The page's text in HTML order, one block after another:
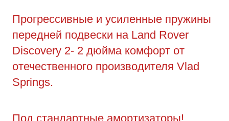
Прогрессивные и усиленные пружины
передней подвески на Land Rover
Discovery 2- 2 дюйма комфорт от
отечественного производителя Vlad
Springs.
Под стандартные амортизаторы!